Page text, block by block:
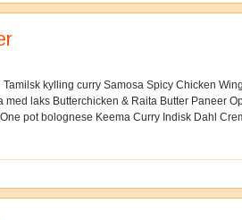
Tamilsk kylling curry Samosa Spicy Chicken
med laks Butterchicken & Raita Butter Paneer
pot bolognese Keema Curry Indisk Dahl